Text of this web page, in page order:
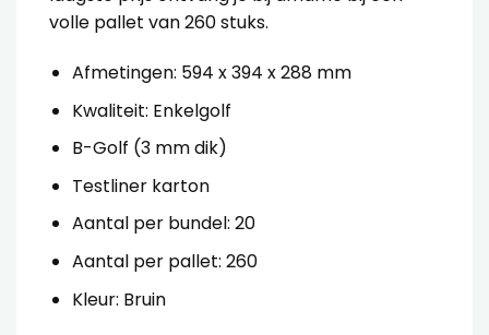
volle pallet van 260 stuks.
Afmetingen: 594 x 394 x 288 mm
Kwaliteit: Enkelgolf
B-Golf (3 mm dik)
Testliner karton
Aantal per bundel: 20
Aantal per pallet: 260
Kleur: Bruin